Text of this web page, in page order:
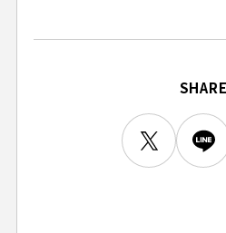
車イスでの観戦
ＦＣ町田ゼルビアスポーツクラブ
ＦＣ町田ゼルビアアカデミー
ゼルビアフットサルパーク
肖像権
LINEミニアプリ
SHARE